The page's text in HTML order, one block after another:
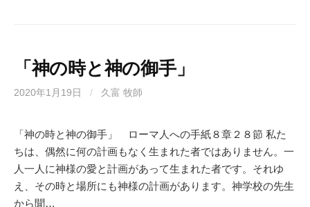
「神の時と神の御手」
2020年1月19日 / 久富 牧師
「神の時と神の御手」 ローマ人への手紙８章２８節 私た
ちは、偶然に何の計画もなく生まれた者ではありません。一
人一人に神様の愛と計画があって生まれた者です。それゆ
え、その時と場所にも神様の計画があります。神学校の先生
から聞…